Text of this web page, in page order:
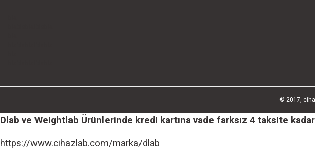
© 2017,
Dlab ve Weightlab Ürünlerinde kredi kartına vade farksız 4 taksite kadar
https://www.cihazlab.com/marka/dlab